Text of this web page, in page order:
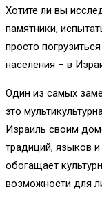
Хотите ли вы
памятники,
просто
населения – в
Один из самых
это
Израиль своим
традиций, языков
обогащает
возможности для